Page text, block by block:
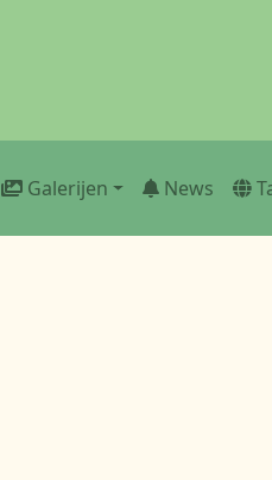
Galerijen News